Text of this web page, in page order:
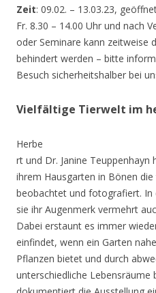
Zeit: 09.02. – 13.03.23,
Fr. 8.30 – 14.00 Uhr und nach
oder Seminare kann zeitweise
behindert werden – bitte
Besuch sicherheitshalber bei
Vielfältige Tierwelt im
Herbe
rt und Dr. Janine Teuppenhayn
ihrem Hausgarten in Bönen
beobachtet und fotografiert. In
sie ihr Augenmerk vermehrt
Dabei erstaunt es immer
einfindet, wenn ein Garten
Pflanzen bietet und durch
unterschiedliche Lebensräume